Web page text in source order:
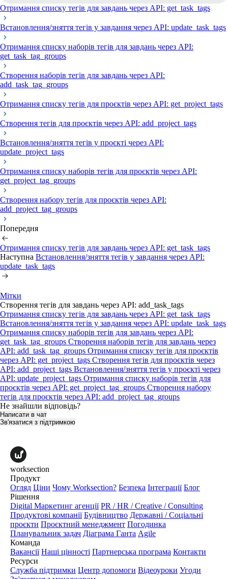
Отримання списку тегів для завдань через API: get_task_tags
Встановлення/зняття тегів у завдання через API: update_task_tags
Отримання списку наборів тегів для завдань через API:
get_task_tag_groups
Створення наборів тегів для завдань через API:
add_task_tag_groups
Отримання списку тегів для проєктів через API: get_project_tags
Створення тегів для проєктів через API: add_project_tags
Встановлення/зняття тегів у проєкті через API:
update_project_tags
Отримання списку наборів тегів для проєктів через API:
get_project_tag_groups
Створення набору тегів для проєктів через API:
add_project_tag_groups
Попередня
Отримання списку тегів для завдань через API: get_task_tags
Наступна Встановлення/зняття тегів у завдання через API:
update_task_tags
Мітки
Створення тегів для завдань через API: add_task_tags
Отримання списку тегів для завдань через API: get_task_tags
Встановлення/зняття тегів у завдання через API: update_task_tags
Отримання списку наборів тегів для завдань через API:
get_task_tag_groups Створення наборів тегів для завдань через
API: add_task_tag_groups Отримання списку тегів для проєктів
через API: get_project_tags Створення тегів для проєктів через
API: add_project_tags Встановлення/зняття тегів у проєкті через
API: update_project_tags Отримання списку наборів тегів для
проєктів через API: get_project_tag_groups Створення набору
тегів для проєктів через API: add_project_tag_groups
Не знайшли відповідь?
Написати в чат
Зв'язатися з підтримкою
worksection
Продукт
Огляд Ціни Чому Worksection? Безпека Інтеграції Блог
Рішення
Digital Маркетинг агенції PR / HR / Creative / Consulting
Продуктові компанії Будівництво Державні / Соціальні
проєкти Проєктний менеджмент Погодинка
Планувальник задач Діаграма Ганта Agile
Команда
Вакансії Наші цінності Партнерська програма Контакти
Ресурси
Служба підтримки Центр допомоги Відеоуроки Угоди